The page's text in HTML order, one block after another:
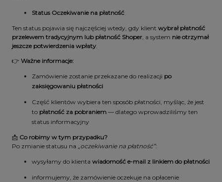
Status Oczekiwanie na płatność
Ten status pojawia się najczęściej wtedy, gdy klient wybrał płatność
przelewem tradycyjnym lub płatność Shoper, a system nie otrzymał
jeszcze potwierdzenia wpłaty.
👉 Ważne informacje:
Zamówienie zostanie przekazane do realizacji po
zaksięgowaniu płatności
Część klientów wybiera ten sposób płatności, myśląc, że jest
to płatność za pobraniem — dlatego wprowadziliśmy ten
status informacyjny
📩 Co robimy w tym przypadku?
Po zmianie statusu na „oczekiwanie na płatność”:
wysyłamy do klienta wiadomość e-mail z linkiem do płatności
informujemy, że zamówienie oczekuje na opłacenie